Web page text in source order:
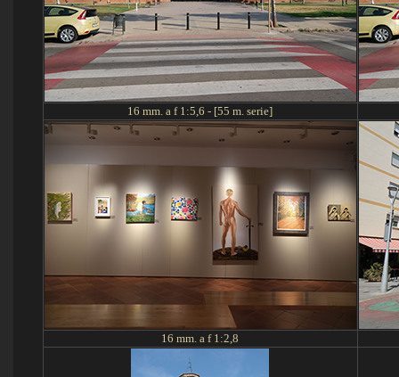
16 mm. a f 1:5,6 - [55 m. serie]
16 mm. a f 1:2,8